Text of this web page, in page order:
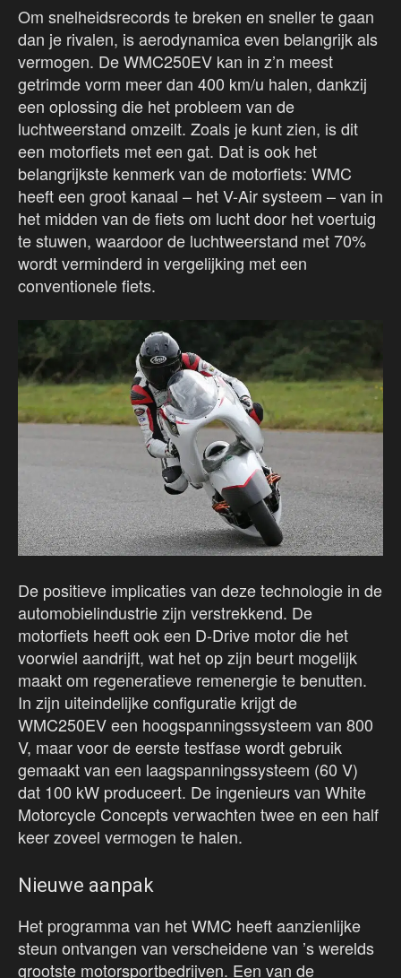
Om snelheidsrecords te breken en sneller te gaan
dan je rivalen, is aerodynamica even belangrijk als
vermogen. De WMC250EV kan in z’n meest
getrimde vorm meer dan 400 km/u halen, dankzij
een oplossing die het probleem van de
luchtweerstand omzeilt. Zoals je kunt zien, is dit
een motorfiets met een gat. Dat is ook het
belangrijkste kenmerk van de motorfiets: WMC
heeft een groot kanaal – het V-Air systeem – van in
het midden van de fiets om lucht door het voertuig
te stuwen, waardoor de luchtweerstand met 70%
wordt verminderd in vergelijking met een
conventionele fiets.
De positieve implicaties van deze technologie in de
automobielindustrie zijn verstrekkend. De
motorfiets heeft ook een D-Drive motor die het
voorwiel aandrijft, wat het op zijn beurt mogelijk
maakt om regeneratieve remenergie te benutten.
In zijn uiteindelijke configuratie krijgt de
WMC250EV een hoogspanningssysteem van 800
V, maar voor de eerste testfase wordt gebruik
gemaakt van een laagspanningssysteem (60 V)
dat 100 kW produceert. De ingenieurs van White
Motorcycle Concepts verwachten twee en een half
keer zoveel vermogen te halen.
Nieuwe aanpak
Het programma van het WMC heeft aanzienlijke
steun ontvangen van verscheidene van ’s werelds
grootste motorsportbedrijven. Een van de